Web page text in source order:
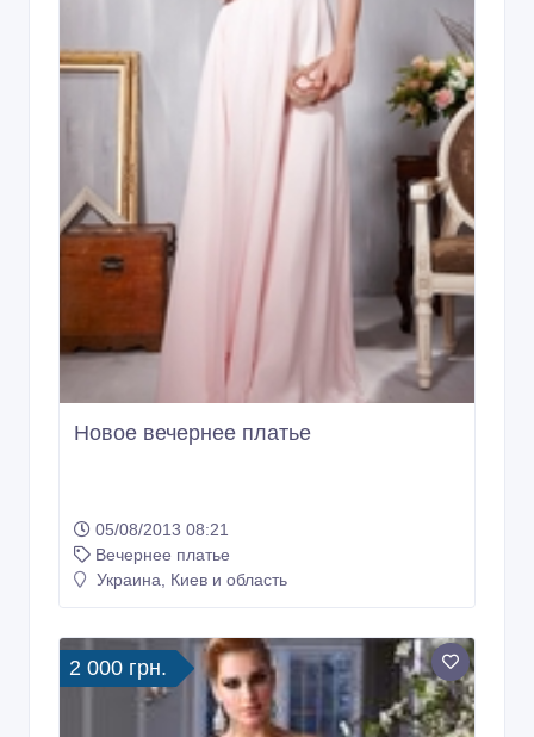
Новое вечернее платье
05/08/2013 08:21
Вечернее платье
Украина, Киев и область
2 000 грн.